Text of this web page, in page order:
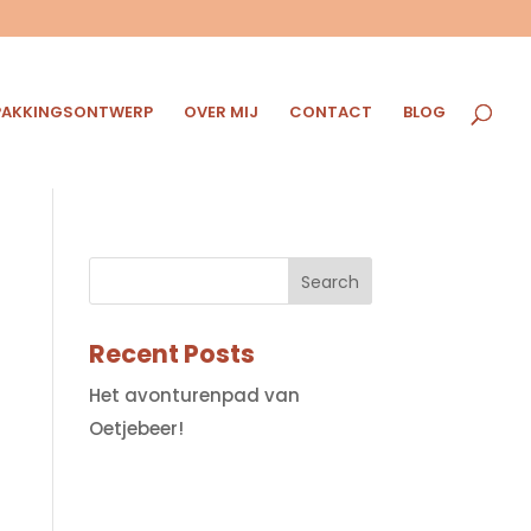
OVER MIJ CONTACT BLOG
Recent Posts
Het avonturenpad van
Oetjebeer!